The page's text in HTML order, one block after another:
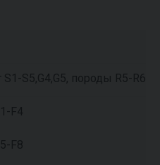
S5,G4,G5, породы R5-R6
F4
F8